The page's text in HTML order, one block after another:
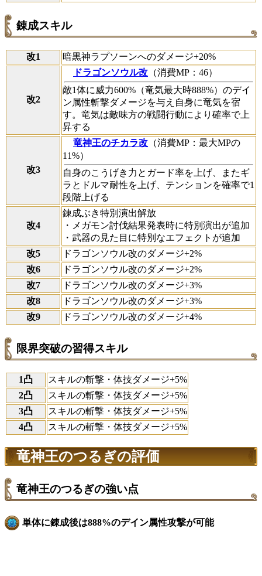
錬成スキル
改1 暗黒神ラプソーンへのダメージ+20%
改2
ドラゴンソウル改 （消費MP：46）
敵1体に威力600%（竜気最大時888%）のデイ
ン属性斬撃ダメージを与え自身に竜気を宿
す。竜気は敵味方の戦闘行動により確率で上
昇する
改3
竜神王のチカラ改 （消費MP：最大MPの
11%）
自身のこうげき力とガード率を上げ、またギ
ラとドルマ耐性を上げ、テンションを確率で1
段階上げる
改4
錬成ぶき特別演出解放
・メガモン討伐結果発表時に特別演出が追加
・武器の見た目に特別なエフェクトが追加
改5
ドラゴンソウル改のダメージ+2%
改6
ドラゴンソウル改のダメージ+2%
改7
ドラゴンソウル改のダメージ+3%
改8
ドラゴンソウル改のダメージ+3%
改9
ドラゴンソウル改のダメージ+4%
限界突破の習得スキル
1凸
スキルの斬撃・体技ダメージ+5%
2凸
スキルの斬撃・体技ダメージ+5%
3凸
スキルの斬撃・体技ダメージ+5%
4凸
スキルの斬撃・体技ダメージ+5%
竜神王のつるぎの評価
竜神王のつるぎの強い点
単体に錬成後は888%のデイン属性攻撃が可能